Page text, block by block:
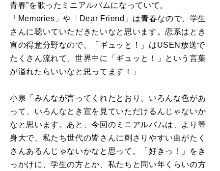
青春”を歌ったミニアルバムになっていて。
「 Memories 」や「 Dear Friend 」は青春なので、学生
さんに聴いていただきたいなと思います。恋系はとき
宣の得意分野なので、「ギュッと！」はUSEN 放送で
たくさん流れて、世界中に「ギュッと！」という言葉
が溢れたらいいなと思ってます！」
小泉「みんなが言ってくれたとおり、いろんな色があ
って、いろんなとき宣を見ていただけるんじゃないか
なと思います。あと、今回のミニアルバムは、より等
身大で、私たち世代の皆さんに刺さりやすい曲がたく
さんあるんじゃないかなと思って。「好きっ！」をき
っかけに、学生の方とか、私たちと同い年くらいの方